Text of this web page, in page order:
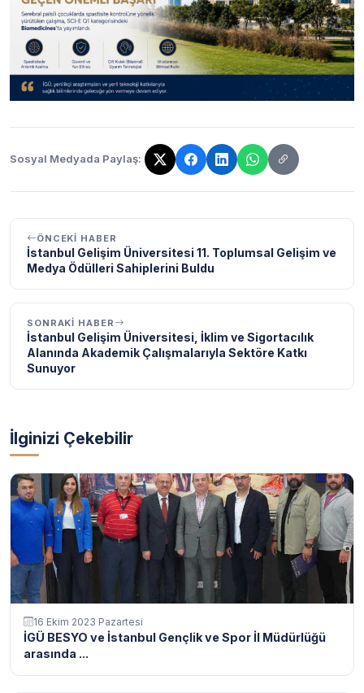
Sosyal Medyada Paylaş:
Bağlantı kopyalandı!
ÖNCEKI HABER
İstanbul Gelişim Üniversitesi 11. Toplumsal Gelişim ve
Medya Ödülleri Sahiplerini Buldu
SONRAKI HABER
İstanbul Gelişim Üniversitesi, İklim ve Sigortacılık
Alanında Akademik Çalışmalarıyla Sektöre Katkı
Sunuyor
İlginizi Çekebilir
16 Ekim 2023 Pazartesi
İGÜ BESYO ve İstanbul Gençlik ve Spor İl Müdürlüğü
arasında ...